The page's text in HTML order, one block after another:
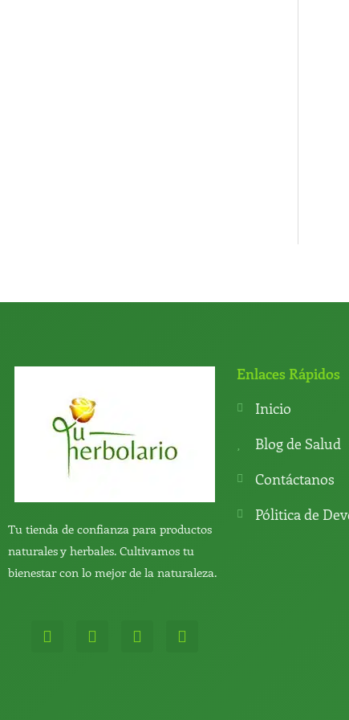
Tu tienda de confianza para productos
naturales y herbales. Cultivamos tu
bienestar con lo mejor de la naturaleza.
W
h
T
e
Y
o
T
i
Enlaces Rápidos
Inicio
Blog de Salud
Contáctanos
Pólitica de